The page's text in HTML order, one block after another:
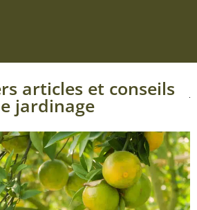
articles et conseils
jardinage